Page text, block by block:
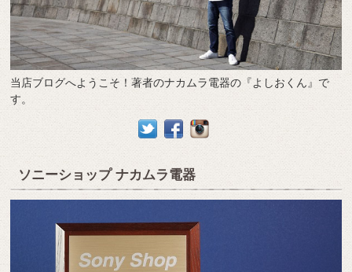
当店ブログへようこそ！著者のナカムラ電器の『よしおくん』で
す。
ソニーショップ ナカムラ電器